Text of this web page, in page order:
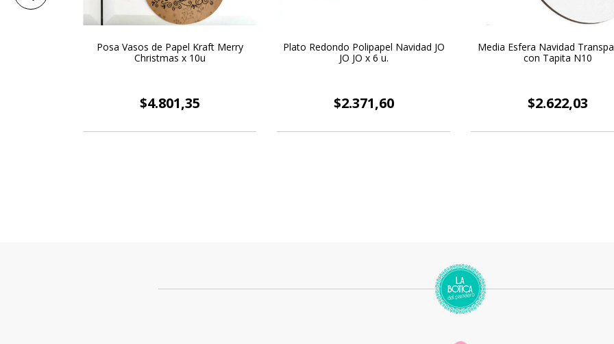
Posa Vasos de Papel Kraft Merry
Christmas x 10u
$4.801,35
Plato Redondo Polipapel Navidad JO
JO JO x 6 u.
$2.371,60
Media Esfera Navidad
con Tapita N10
$2.622,03